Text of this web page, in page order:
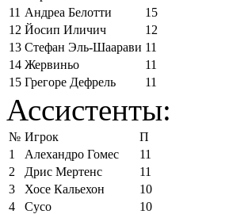
11 Андреа Белотти
15
12 Йосип Иличич
12
13 Стефан Эль-Шаарави 11
14 Жервиньо
11
15 Грегоре Дефрель 11
Ассистенты:
№ Игрок
П
1
Алехандро Гомес
11
2
Дрис Мертенс
11
3
Хосе Кальехон
10
4
Сусо
10